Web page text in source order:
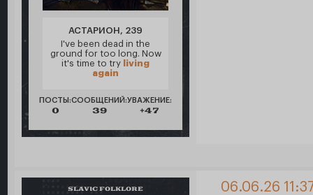
АСТАРИОН, 239
I've been dead in the
ground for too long. Now
it's time to try
living
again
ПОСТЫ:
0
СООБЩЕНИЙ:
39
УВАЖЕНИЕ:
+47
SLAVIC FOLKLORE 06.06.26